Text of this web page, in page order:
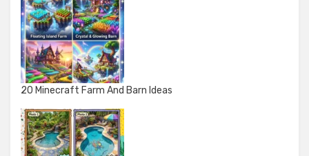
20 Minecraft Farm And Barn Ideas